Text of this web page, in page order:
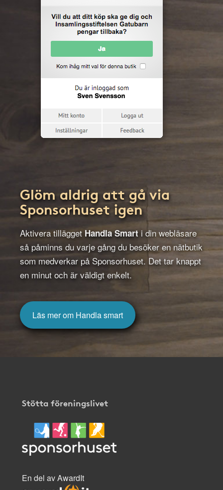
Glöm aldrig att gå via
Sponsorhuset igen
Aktivera tillägget Handla Smarti din webläsare
så påminns du varje gång du besöker en nätbutik
som medverkar på Sponsorhuset. Det tar knappt
en minut och är väldigt enkelt.
Läs mer om Handla smart
Stötta föreningslivet
En del av AwardIt